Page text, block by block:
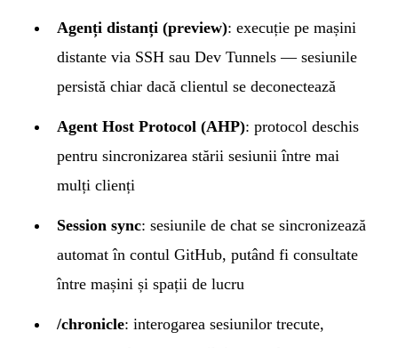
Agenți distanți (preview): execuție pe mașini
distante via SSH sau Dev Tunnels — sesiunile
persistă chiar dacă clientul se deconectează
Agent Host Protocol (AHP): protocol deschis
pentru sincronizarea stării sesiunii între mai
mulți clienți
Session sync: sesiunile de chat se sincronizează
automat în contul GitHub, putând fi consultate
între mașini și spații de lucru
/chronicle: interogarea sesiunilor trecute,